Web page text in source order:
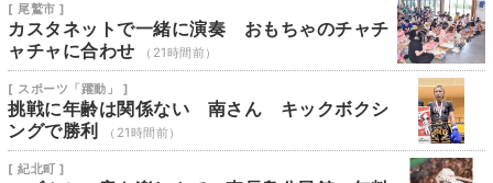
[ 尾鷲市 ]
カスタネットで一緒に演奏 おもちゃのチャチ
ャチャに合わせ
（21時間前）
[ スポーツ「躍動」 ]
挑戦に年齢は関係ない 南さん キックボクシ
ングで勝利
（21時間前）
[ 紀北町 ]